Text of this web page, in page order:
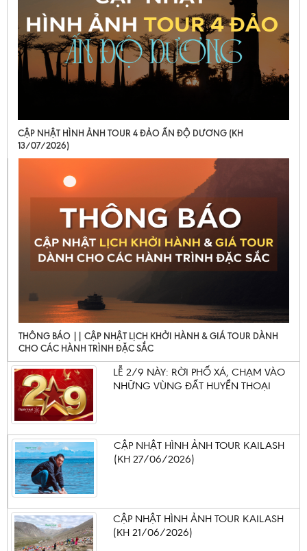
CẬP NHẬT HÌNH ẢNH TOUR 4 ĐẢO ẤN ĐỘ DƯƠNG (KH
13/07/2026)
THÔNG BÁO || CẬP NHẬT LỊCH KHỞI HÀNH & GIÁ TOUR DÀNH
CHO CÁC HÀNH TRÌNH ĐẶC SẮC
LỄ 2/9 NÀY: RỜI PHỐ XÁ, CHẠM VÀO
NHỮNG VÙNG ĐẤT HUYỀN THOẠI
CẬP NHẬT HÌNH ẢNH TOUR KAILASH
(KH 27/06/2026)
CẬP NHẬT HÌNH ẢNH TOUR KAILASH
(KH 21/06/2026)